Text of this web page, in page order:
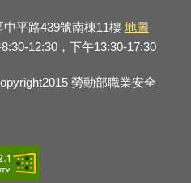
平路439號南棟11樓 地圖
12:30，下午13:30-17:30
勞動部職業安全